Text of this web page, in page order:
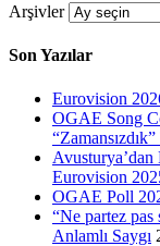
Arşivler
Son Yazılar
Eurovision
OGAE Song
Eurovision
OGAE Poll
“Ne partez
Anlamlı Saygı